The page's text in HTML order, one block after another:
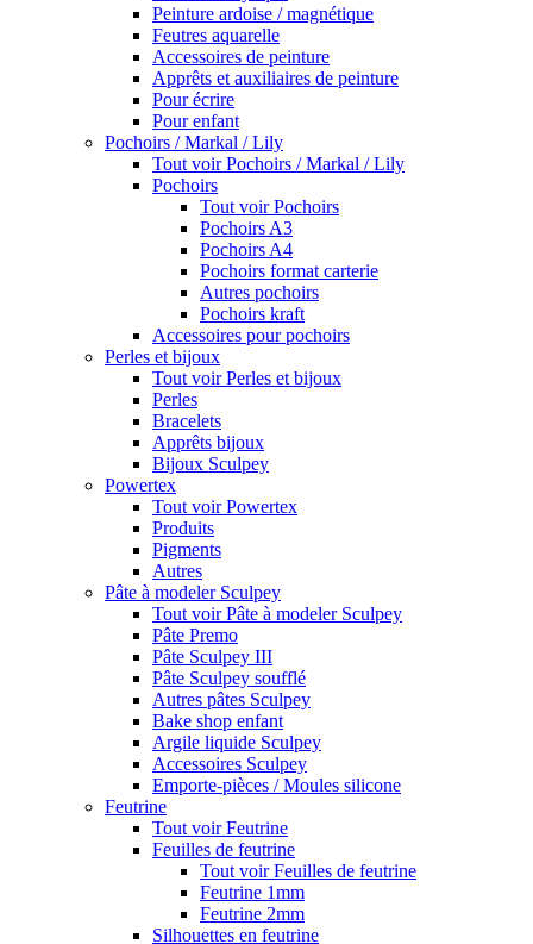
Peinture ardoise / magnétique
Feutres aquarelle
Accessoires de peinture
Apprêts et auxiliaires de peinture
Pour écrire
Pour enfant
Pochoirs / Markal / Lily
Tout voir Pochoirs / Markal / Lily
Pochoirs
Tout voir Pochoirs
Pochoirs A3
Pochoirs A4
Pochoirs format carterie
Autres pochoirs
Pochoirs kraft
Accessoires pour pochoirs
Perles et bijoux
Tout voir Perles et bijoux
Perles
Bracelets
Apprêts bijoux
Bijoux Sculpey
Powertex
Tout voir Powertex
Produits
Pigments
Autres
Pâte à modeler Sculpey
Tout voir Pâte à modeler Sculpey
Pâte Premo
Pâte Sculpey III
Pâte Sculpey soufflé
Autres pâtes Sculpey
Bake shop enfant
Argile liquide Sculpey
Accessoires Sculpey
Emporte-pièces / Moules silicone
Feutrine
Tout voir Feutrine
Feuilles de feutrine
Tout voir Feuilles de feutrine
Feutrine 1mm
Feutrine 2mm
Silhouettes en feutrine